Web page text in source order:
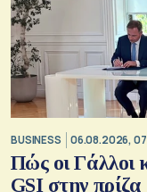
BUSINESS 06.08.2026,
Πώς οι
GSI στην πρίζα